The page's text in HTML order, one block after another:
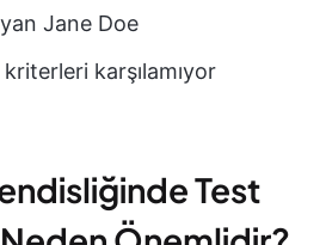
Jane Doe
karşılamıyor
Test